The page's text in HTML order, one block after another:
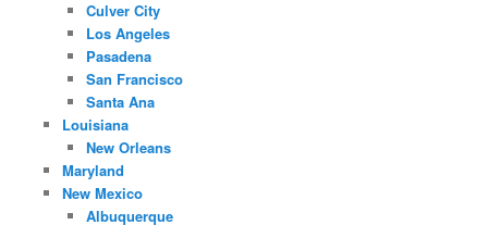
Culver City
Los Angeles
Pasadena
San Francisco
Santa Ana
Louisiana
New Orleans
Maryland
New Mexico
Albuquerque